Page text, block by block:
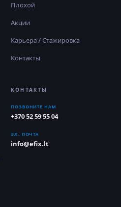
Плохой
Акции
Карьера / Стажировка
Контакты
КОНТАКТЫ
ПОЗВОНИТЕ НАМ
+370 52 59 55 04
ЭЛ. ПОЧТА
info@efix.lt